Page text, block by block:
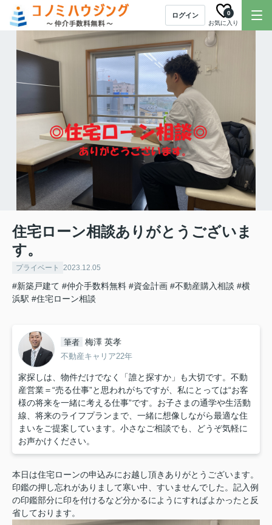
ログイン
お気に入り
0
住宅ローン相談ありがとうございま
す。
プライベート 2023.12.05
#新築戸建て #仲介手数料無料 #資金計画 #不動産購入相談 #横
浜駅 #住宅ローン相談
筆者 梅澤 英孝
不動産キャリア22年
家探しは、物件だけでなく「誰と探すか」も大切です。不動
産営業＝“売る仕事”と思われがちですが、私にとっては“お客
様の将来を一緒に考える仕事”です。お子さまの通学や生活動
線、将来のライフプランまで、一緒に想像しながら最適な住
まいをご提案しています。小さなご相談でも、どうぞ気軽に
お声かけください。
本日は住宅ローンの申込みにお越し頂きありがとうございます。
印鑑の押し忘れがありまして寒い中、すいませんでした。記入例
の印鑑部分に印を付けるなど分かるにようにすればよかったと反
省しております。